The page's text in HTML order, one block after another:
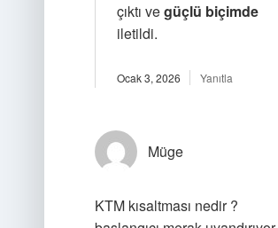
çıktı vegüçlü biçimde
iletildi.
Ocak 3, 2026 Yanıtla
Müge
KTM kısaltması nedir ?